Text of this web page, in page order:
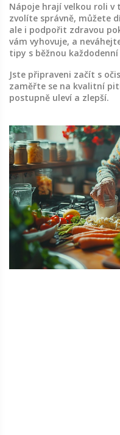
Nápoje hrají velkou roli
zvolíte správně, můžete
ale i podpořit zdravou
vám vyhovuje, a
tipy s běžnou každodenní
Jste připraveni začít s
zaměřte se na kvalitní
postupně uleví a zlepší.